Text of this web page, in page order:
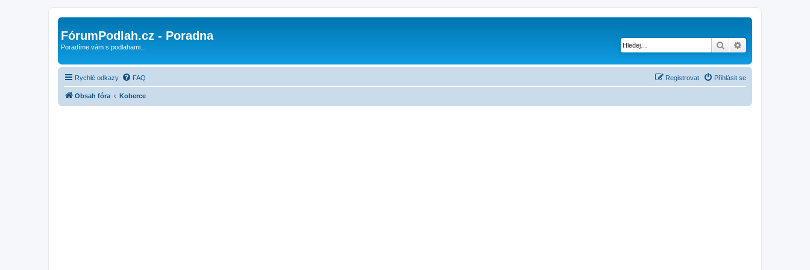
FórumPodlah.cz - Poradna
Poradíme vám s podlahami... Hledat
Rychlé odkazy FAQ Přihlásit se
Registrovat
Obsah fóra Koberce